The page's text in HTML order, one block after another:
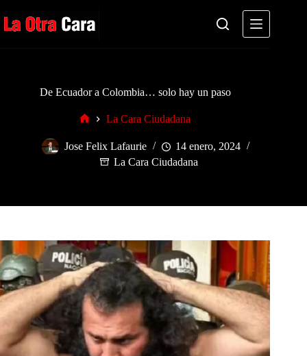
al
contenido
De Ecuador a Colombia… solo hay un paso
La Cara Ciudadana
Jose Felix Lafaurie
14 enero, 2024
La Cara Ciudadana